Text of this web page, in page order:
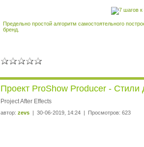
Предельно простой алгоритм самостоятельного
бренд.
Проект ProShow Producer - Стили
Project After Effects
автор: zevs | 30-06-2019, 14:24 | Просмотров: 623